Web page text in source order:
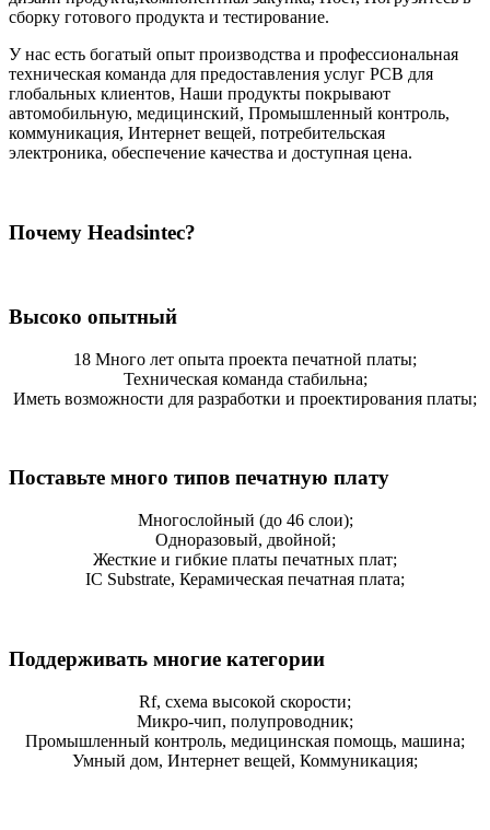
сборку готового продукта и тестирование.
У нас есть богатый опыт производства и профессиональная
техническая команда для предоставления услуг PCB для
глобальных клиентов, Наши продукты покрывают
автомобильную, медицинский, Промышленный контроль,
коммуникация, Интернет вещей, потребительская
электроника, обеспечение качества и доступная цена.
Почему Headsintec?
Высоко опытный
18 Много лет опыта проекта печатной платы;
Техническая команда стабильна;
Иметь возможности для разработки и проектирования платы;
Поставьте много типов печатную плату
Многослойный (до 46 слои);
Одноразовый, двойной;
Жесткие и гибкие платы печатных плат;
IC Substrate, Керамическая печатная плата;
Поддерживать многие категории
Rf, схема высокой скорости;
Микро-чип, полупроводник;
Промышленный контроль, медицинская помощь, машина;
Умный дом, Интернет вещей, Коммуникация;